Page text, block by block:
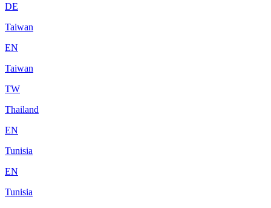
DE
Taiwan
EN
Taiwan
TW
Thailand
EN
Tunisia
EN
Tunisia